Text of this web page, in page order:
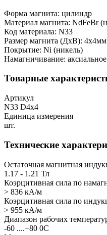
Форма магнита: цилиндр
Материал магнита: NdFeBr
Код материала: N33
Размер магнита (ДхВ):
Покрытие: Ni (никель)
Намагничивание: аксиальное
Товарные
Артикул
N33 D4x4
Единица измерения
шт.
Технические
Остаточная магнитная
1.17 - 1.21 Тл
Коэрцитивная сила по
> 836 кА/м
Коэрцитивная сила по
> 955 кА/м
Диапазон рабочих
-60 ....+80 0С